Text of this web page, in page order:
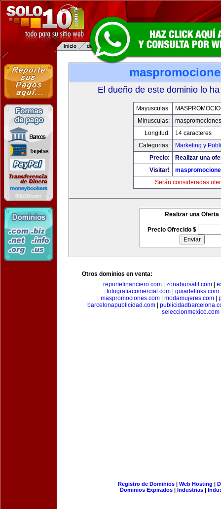
El dueño de este dominio lo
Mayusculas:
Minusculas:
Longitud:
14 caracteres
Categorias:
Marketing y
Precio:
Realizar una
Visitar!
Serán consideradas
Realizar una Oferta
Precio Ofrecido $
Otros dominios en venta:
reportefinanciero.com| zonabursatil.com|
fotografiacomercial.com
guiadelinks.com
maspromociones.com
modamujeres.com
barcelonapublicidad.com|
seleccionmexico.com
Registro de Dominios| Web Hosting |
Dominios Expirados | Industrias |